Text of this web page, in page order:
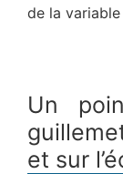
de la
Un
et sur